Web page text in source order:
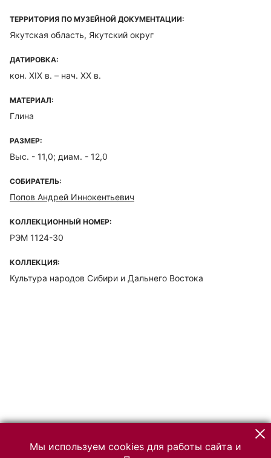
ТЕРРИТОРИЯ ПО МУЗЕЙНОЙ ДОКУМЕНТАЦИИ:
Якутская область, Якутский округ
ДАТИРОВКА:
кон. XIX в. – нач. XX в.
МАТЕРИАЛ:
Глина
РАЗМЕР:
Выс. - 11,0; диам. - 12,0
СОБИРАТЕЛЬ:
Попов Андрей Иннокентьевич
КОЛЛЕКЦИОННЫЙ НОМЕР:
РЭМ 1124-30
КОЛЛЕКЦИЯ:
Культура народов Сибири и Дальнего Востока
Мы используем cookies для работы сайта и